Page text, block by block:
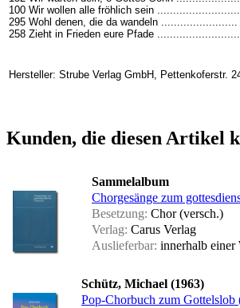
100 Wir wollen alle fröhlich sein
295 Wohl denen, die da wandeln ........................
258 Zieht in Frieden eure Pfade
Hersteller: Strube Verlag GmbH, Pettenkoferstr.
Kunden, die diesen Artikel
Sammelalbum
Chorgesänge zum
Besetzung: Chor (versch.)
Verlag: Carus Verlag
Auslieferbar: innerhalb einer
Schütz, Michael (1963)
Pop-Chorbuch zum